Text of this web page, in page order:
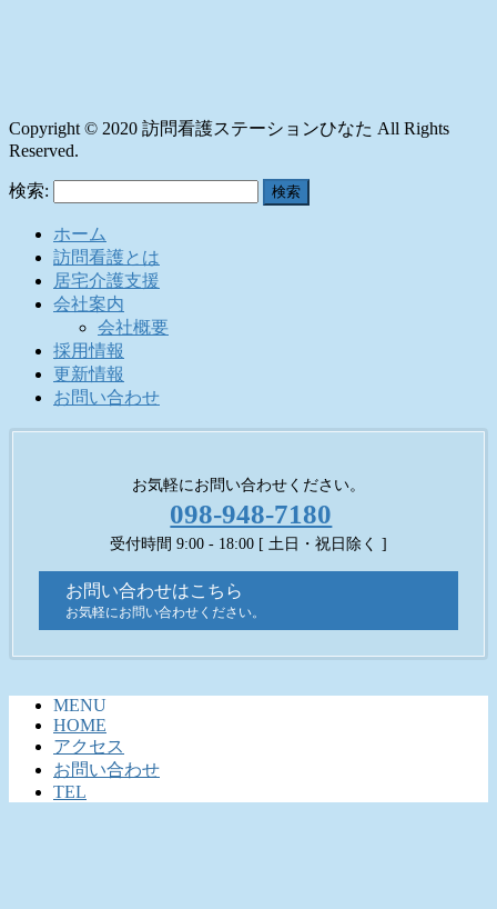
Copyright © 2020 訪問看護ステーションひなた All Rights
Reserved.
検索:
ホーム
訪問看護とは
居宅介護支援
会社案内
会社概要
採用情報
更新情報
お問い合わせ
お気軽にお問い合わせください。
098-948-7180
受付時間 9:00 - 18:00 [ 土日・祝日除く ]
お問い合わせはこちら
お気軽にお問い合わせください。
MENU
HOME
アクセス
お問い合わせ
TEL